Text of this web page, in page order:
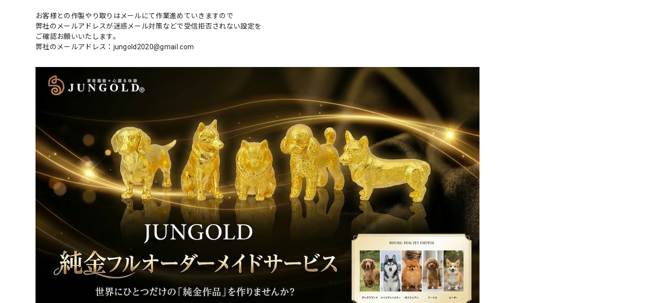
お客様との作製やり取りはメールにて作業進めていきますので
弊社のメールアドレスが迷惑メール対策などで受信拒否されない設定を
ご確認お願いいたします。
弊社のメールアドレス： jungold2020@gmail.com